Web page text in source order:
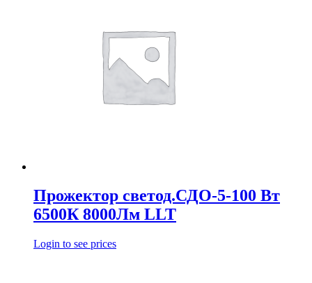
Прожектор светод.СДО-5-100 Вт
6500К 8000Лм LLT
Login to see prices